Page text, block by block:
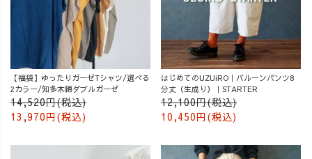
【福袋】ゆったりガーゼTシャツ/選べる
2カラー/知多木綿ダブルガーゼ
14,520円(税込)
13,970円(税込)
はじめてのUZUiRO｜バルーンパンツ8
分丈（生成り）｜STARTER
12,100円(税込)
10,450円(税込)